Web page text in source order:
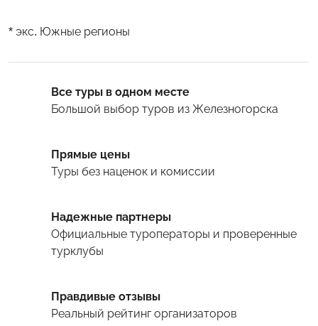
* экс. Южные регионы
Все туры в одном месте
Большой выбор туров из Железногорска
Прямые цены
Туры без наценок и комиссии
Надежные партнеры
Официальные туроператоры и проверенные
турклубы
Правдивые отзывы
Реальный рейтинг организаторов